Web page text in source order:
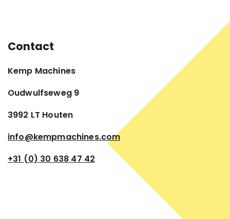
Contact
Kemp Machines
Oudwulfseweg 9
3992 LT Houten
info@kempmachines.com
+31 (0) 30 638 47 42